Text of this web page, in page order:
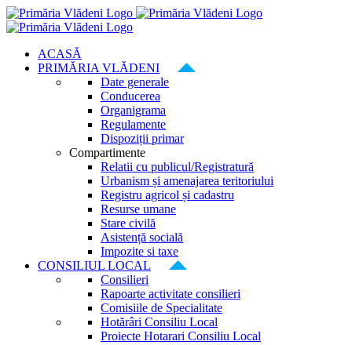
Skip
to
ACASĂ
PRIMĂRIA VLĂDENI
Date generale
Conducerea
Organigrama
Regulamente
Dispoziții primar
Compartimente
Relatii cu publicul/Registratură
Urbanism și amenajarea teritoriului
Registru agricol și cadastru
Resurse umane
Stare civilă
Asistență socială
Impozite si taxe
CONSILIUL LOCAL
Consilieri
Rapoarte activitate consilieri
Comisiile de Specialitate
Hotărâri Consiliu Local
Proiecte Hotarari Consiliu Local